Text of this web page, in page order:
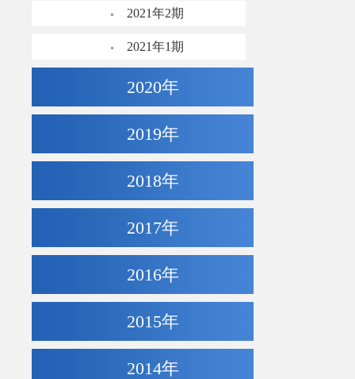
2021年2期
2021年1期
2020年
2019年
2018年
2017年
2016年
2015年
2014年